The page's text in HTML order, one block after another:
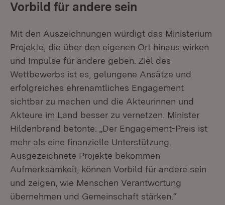
Vorbild für andere sein
Mit den Auszeichnungen würdigt das Ministerium
Projekte, die über den eigenen Ort hinaus wirken
und Impulse für andere geben. Ziel des
Wettbewerbs ist es, gelungene Ansätze und
erfolgreiches ehrenamtliches Engagement
sichtbar zu machen und die Akteurinnen und
Akteure im Land besser zu vernetzen. Minister
Hildenbrand betonte: „Der Engagement-Preis ist
mehr als eine finanzielle Unterstützung.
Ausgezeichnete Projekte bekommen
Aufmerksamkeit, können Vorbild für andere sein
und zeigen, wie Menschen Verantwortung
übernehmen und Gemeinschaft stärken.“